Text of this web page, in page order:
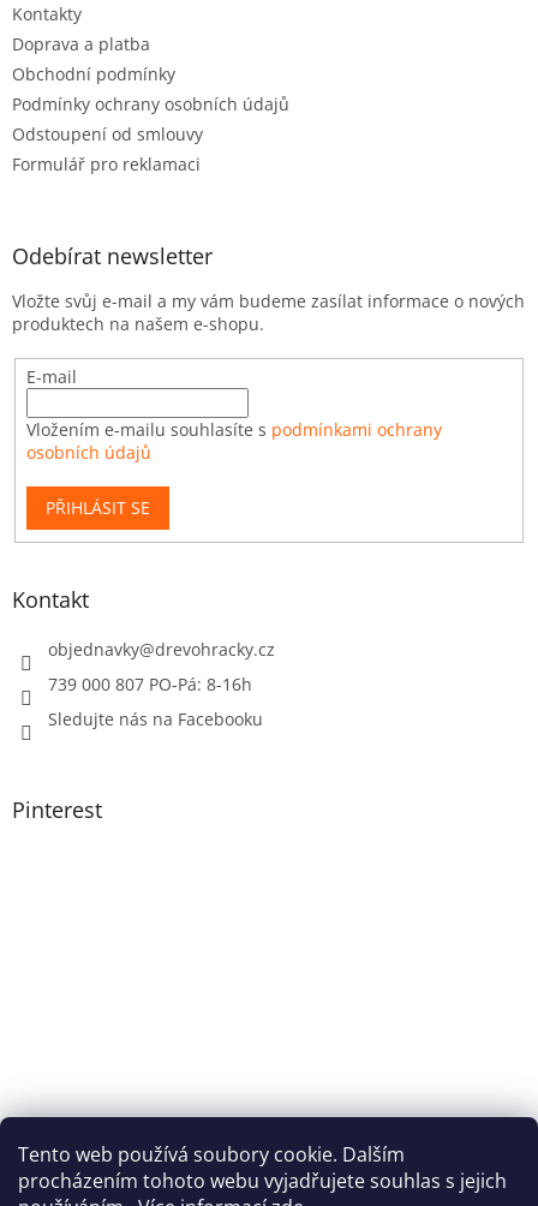
Tento web používá soubory cookie. Dalším
procházením tohoto webu vyjadřujete souhlas s jejich
Kontakty
Doprava a platba
Obchodní podmínky
Podmínky ochrany osobních údajů
Odstoupení od smlouvy
Formulář pro reklamaci
Odebírat newsletter
Vložte svůj e-mail a my vám budeme zasílat informace o nových
produktech na našem e-shopu.
E-mail
Vložením e-mailu souhlasíte s podmínkami ochrany
osobních údajů
PŘIHLÁSIT SE
Kontakt
objednavky@drevohracky.cz
739 000 807 PO-Pá: 8-16h
Sledujte nás na Facebooku
Pinterest